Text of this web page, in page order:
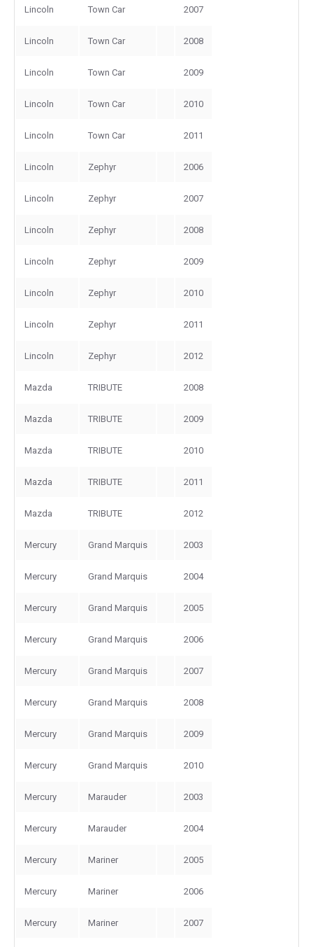
Lincoln Town Car 2007
Lincoln Town Car 2008
Lincoln Town Car 2009
Lincoln Town Car 2010
Lincoln Town Car 2011
Lincoln Zephyr 2006
Lincoln Zephyr 2007
Lincoln Zephyr 2008
Lincoln Zephyr 2009
Lincoln Zephyr 2010
Lincoln Zephyr 2011
Lincoln Zephyr 2012
Mazda TRIBUTE 2008
Mazda TRIBUTE 2009
Mazda TRIBUTE 2010
Mazda TRIBUTE 2011
Mazda TRIBUTE 2012
Mercury Grand Marquis 2003
Mercury Grand Marquis 2004
Mercury Grand Marquis 2005
Mercury Grand Marquis 2006
Mercury Grand Marquis 2007
Mercury Grand Marquis 2008
Mercury Grand Marquis 2009
Mercury Grand Marquis 2010
Mercury Marauder 2003
Mercury Marauder 2004
Mercury Mariner 2005
Mercury Mariner 2006
Mercury Mariner 2007